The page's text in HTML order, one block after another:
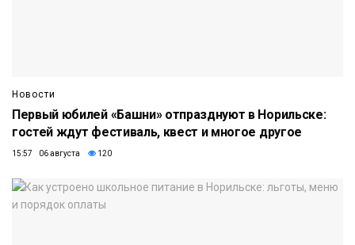
Новости
Первый юбилей «Башни» отпразднуют в Норильске:
гостей ждут фестиваль, квест и многое другое
15:57 06 августа 120